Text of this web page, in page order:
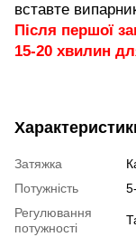
вставте
Після першої
15-20 хвилин
Затяжка
Потужність
Регулювання
потужності